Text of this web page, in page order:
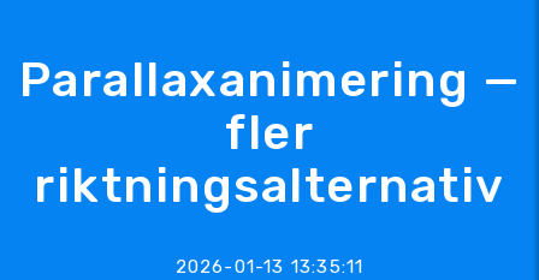
Parallaxanimering —
fler
riktningsalternativ
2026-01-13 13:35:11